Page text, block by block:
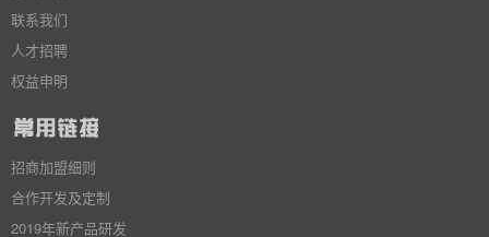
联系我们
人才招聘
权益申明
招商加盟细则
合作开发及定制
2019年新产品研发